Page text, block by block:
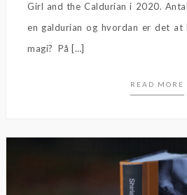
Girl and the Caldurian i 2020.
en galdurian og hvordan er det
magi? På […]
READ MORE